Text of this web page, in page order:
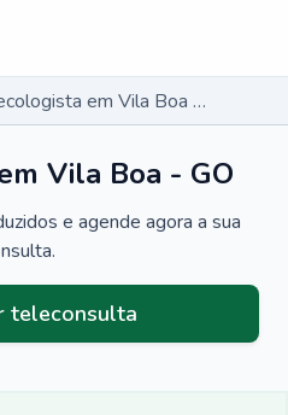
Ginecologista em Vila Boa - GO
Vila Boa - GO
e agende agora a sua
teleconsulta